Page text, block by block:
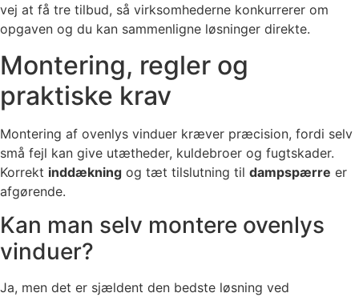
vej at få tre tilbud, så virksomhederne konkurrerer om
opgaven og du kan sammenligne løsninger direkte.
Montering, regler og
praktiske krav
Montering af ovenlys vinduer kræver præcision, fordi selv
små fejl kan give utætheder, kuldebroer og fugtskader.
Korrekt inddækning og tæt tilslutning til dampspærre er
afgørende.
Kan man selv montere ovenlys
vinduer?
Ja, men det er sjældent den bedste løsning ved